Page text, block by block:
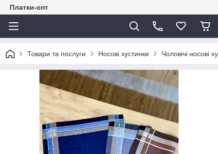
Платки-опт
Товари та послуги Носові хустинки Чоловічі носові